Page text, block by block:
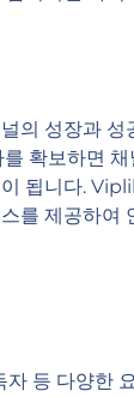
의 성장과 성
확보하면
됩니다.
를 제공하여
자 등 다양한